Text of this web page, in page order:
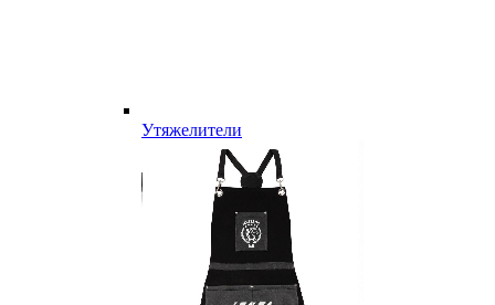
Утяжелители